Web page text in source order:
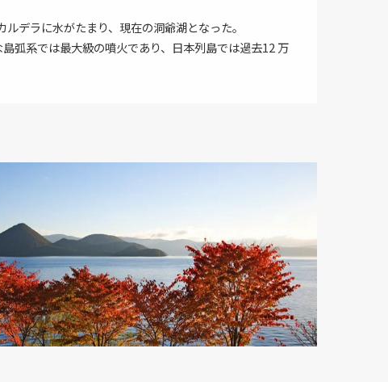
デラに水がたまり、現在の洞爺湖となった。
弧系では最大級の噴火であり、日本列島では過去12 万